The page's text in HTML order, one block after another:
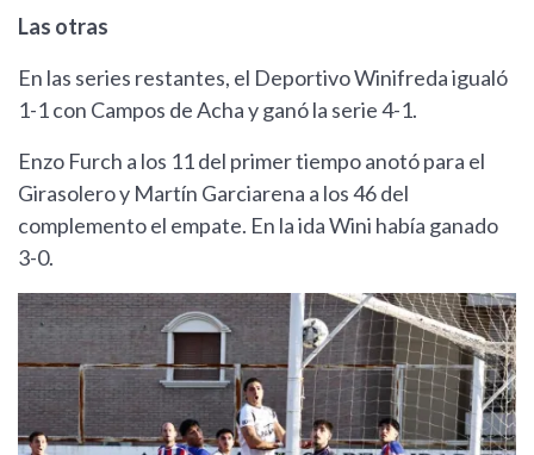
Las otras
En las series restantes, el Deportivo Winifreda igualó
1-1 con Campos de Acha y ganó la serie 4-1.
Enzo Furch a los 11 del primer tiempo anotó para el
Girasolero y Martín Garciarena a los 46 del
complemento el empate. En la ida Wini había ganado
3-0.